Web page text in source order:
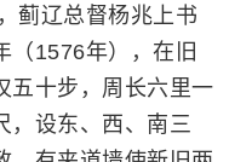
蓟辽总督杨兆上书
（1576年），在旧
五十步，周长六里一
，设东、西、南三